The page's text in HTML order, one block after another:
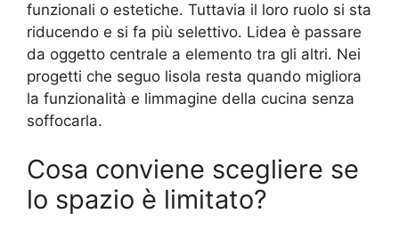
funzionali o estetiche. Tuttavia il loro ruolo si sta
riducendo e si fa più selettivo. Lidea è passare
da oggetto centrale a elemento tra gli altri. Nei
progetti che seguo lisola resta quando migliora
la funzionalità e limmagine della cucina senza
soffocarla.
Cosa conviene scegliere se
lo spazio è limitato?